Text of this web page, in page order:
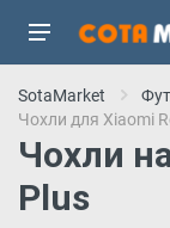
SotaMarket
Чохли для Xiaomi
Чохли
Plus